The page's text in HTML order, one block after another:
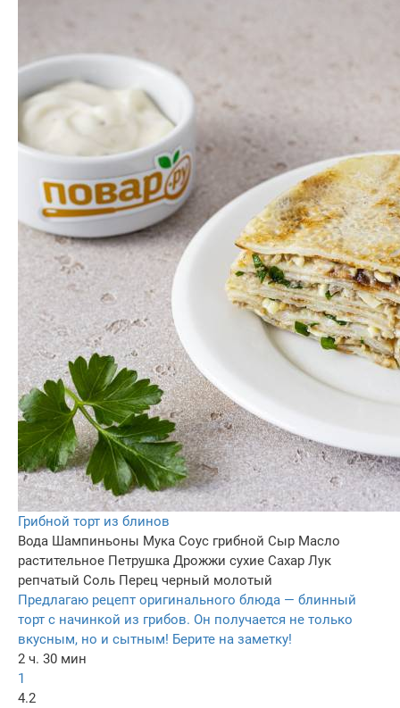
Грибной торт из блинов
Вода Шампиньоны Мука Соус грибной Сыр Масло
растительное Петрушка Дрожжи сухие Сахар Лук
репчатый Соль Перец черный молотый
Предлагаю рецепт оригинального блюда — блинный
торт с начинкой из грибов. Он получается не только
вкусным, но и сытным! Берите на заметку!
2 ч. 30 мин
1
4.2